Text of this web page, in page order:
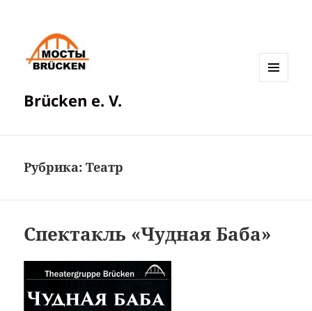
Brücken e. V.
Рубрика:Театр
Спектакль «Чудная Баба»